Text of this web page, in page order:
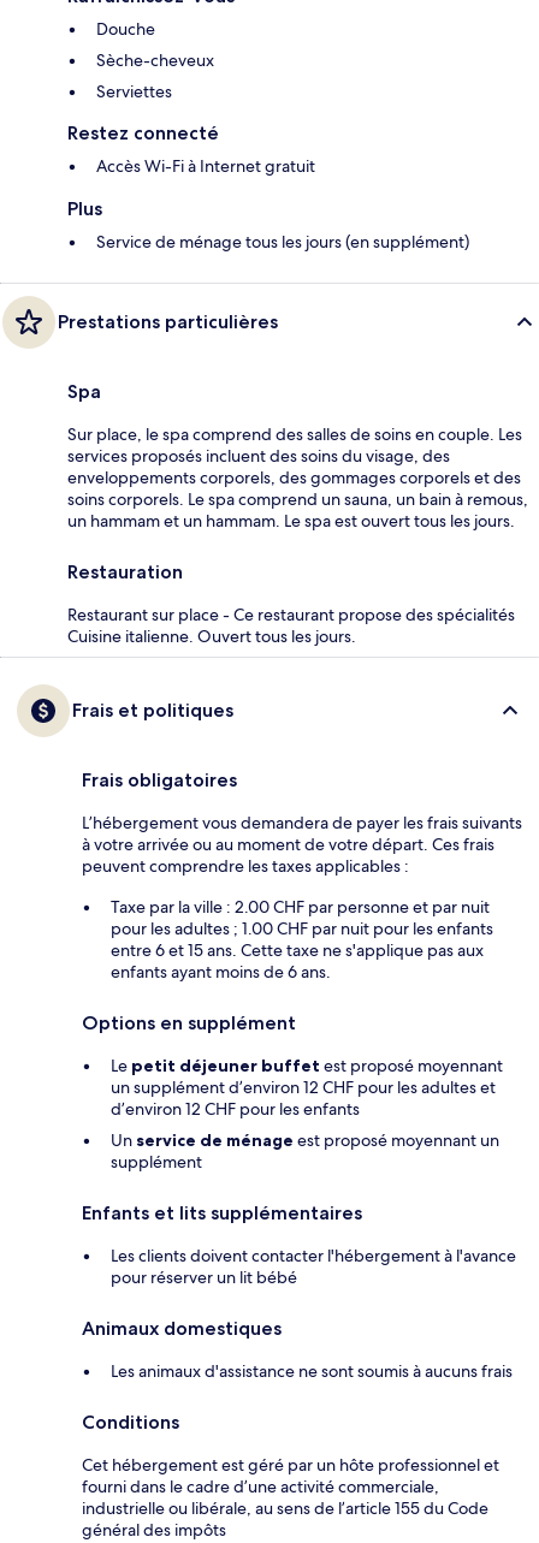
Douche
Sèche-cheveux
Serviettes
Restez connecté
Accès Wi-Fi à Internet gratuit
Plus
Service de ménage tous les jours (en supplément)
Prestations particulières
Spa
Sur place, le spa comprend des salles de soins en couple. Les
services proposés incluent des soins du visage, des
enveloppements corporels, des gommages corporels et des
soins corporels. Le spa comprend un sauna, un bain à remous,
un hammam et un hammam. Le spa est ouvert tous les jours.
Restauration
Restaurant sur place - Ce restaurant propose des spécialités
Cuisine italienne. Ouvert tous les jours.
Frais et politiques
Frais obligatoires
L’hébergement vous demandera de payer les frais suivants
à votre arrivée ou au moment de votre départ. Ces frais
peuvent comprendre les taxes applicables :
Taxe par la ville : 2.00 CHF par personne et par nuit
pour les adultes ; 1.00 CHF par nuit pour les enfants
entre 6 et 15 ans. Cette taxe ne s'applique pas aux
enfants ayant moins de 6 ans.
Options en supplément
Le petit déjeuner buffet est proposé moyennant
un supplément d’environ 12 CHF pour les adultes et
d’environ 12 CHF pour les enfants
Un service de ménage est proposé moyennant un
supplément
Enfants et lits supplémentaires
Les clients doivent contacter l'hébergement à l'avance
pour réserver un lit bébé
Animaux domestiques
Les animaux d'assistance ne sont soumis à aucuns frais
Conditions
Cet hébergement est géré par un hôte professionnel et
fourni dans le cadre d’une activité commerciale,
industrielle ou libérale, au sens de l’article 155 du Code
général des impôts